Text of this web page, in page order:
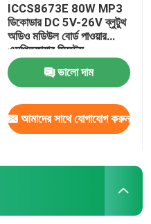
ICCS8673E 80W MP3
ডিকোডার DC 5V-26V ব্লুটুথ
অডিও মডিউল বোর্ড পাওয়ার
এমপ্লিফায়ার সিস্টেম
ভালো দাম
আমাদের সাথে যোগাযোগ করুন